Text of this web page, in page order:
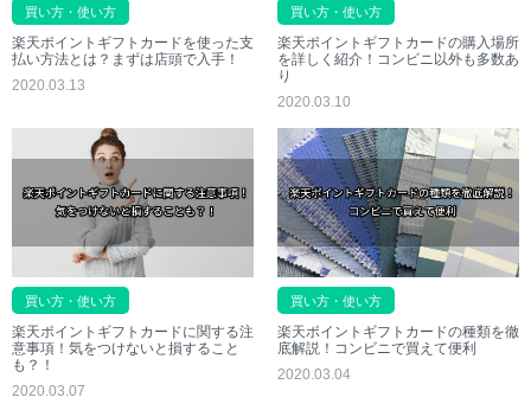
買い方・使い方
楽天ポイントギフトカードを使った支
払い方法とは？まずは店頭で入手！
2020.03.13
買い方・使い方
楽天ポイントギフトカードの購入場所
を詳しく紹介！コンビニ以外も多数あ
り
2020.03.10
買い方・使い方
楽天ポイントギフトカードに関する注
意事項！気をつけないと損すること
も？！
2020.03.07
買い方・使い方
楽天ポイントギフトカードの種類を徹
底解説！コンビニで買えて便利
2020.03.04